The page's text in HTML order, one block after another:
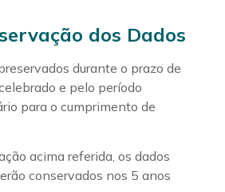
dos Dados
durante o prazo de
e pelo período
para o cumprimento de
acima referida, os dados
conservados nos 5 anos